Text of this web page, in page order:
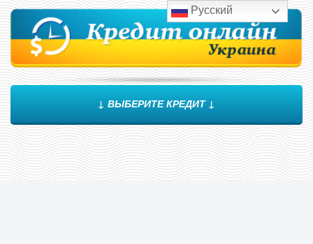
↓ ВЫБЕРИТЕ КРЕДИТ ↓
Русский